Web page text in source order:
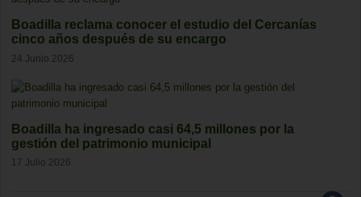
Boadilla reclama conocer el estudio del Cercanías
cinco años después de su encargo
24 Junio 2026
Boadilla ha ingresado casi 64,5 millones por la
gestión del patrimonio municipal
17 Julio 2026